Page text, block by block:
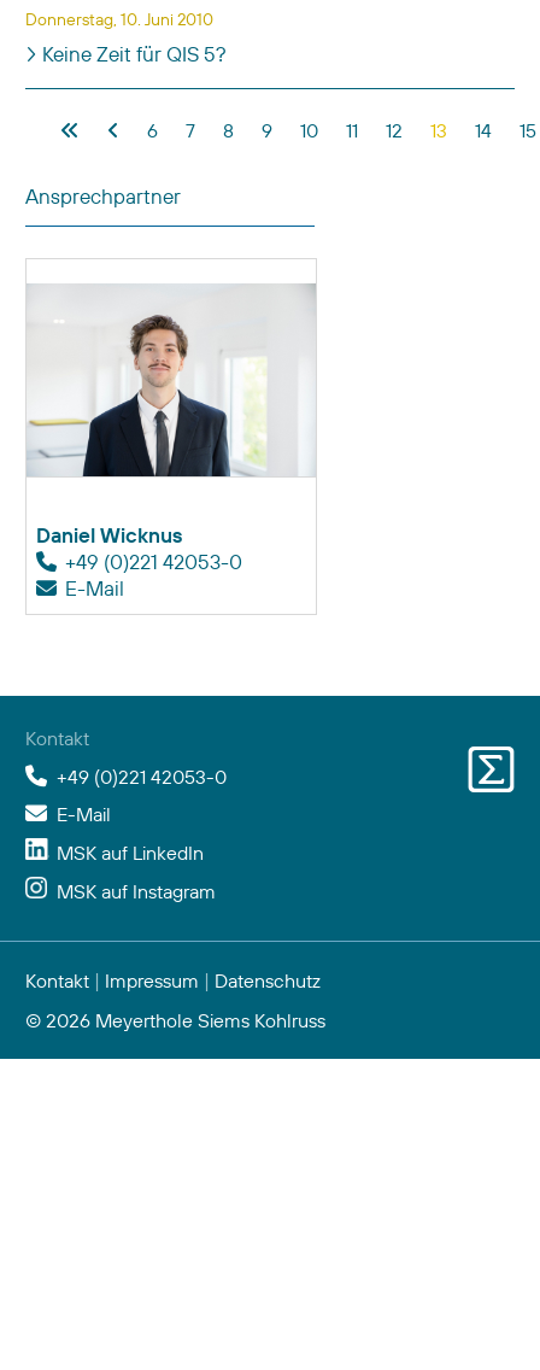
Donnerstag, 10. Juni 2010
Keine Zeit für QIS 5?
6 7 8 9 10 11 12 13 14 15
Ansprechpartner
Daniel Wicknus
+49 (0)221 42053-0
E-Mail
Kontakt
+49 (0)221 42053-0
E-Mail
MSK auf LinkedIn
MSK auf Instagram
Kontakt | Impressum | Datenschutz
© 2026 Meyerthole Siems Kohlruss